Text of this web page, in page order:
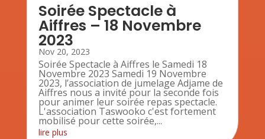
Soirée Spectacle à
Aiffres – 18 Novembre
2023
Nov 20, 2023
Soirée Spectacle à Aiffres le Samedi 18
Novembre 2023 Samedi 19 Novembre
2023, l’association de jumelage Adjame de
Aiffres nous a invité pour la seconde fois
pour animer leur soirée repas spectacle.
L'association Taswooko c'est fortement
mobilisé pour cette soirée,...
lire plus